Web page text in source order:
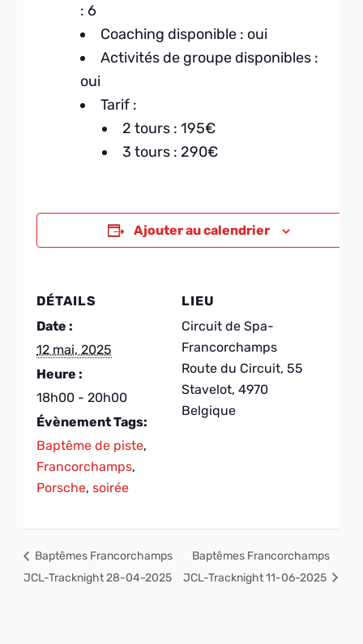
: 6
Coaching disponible : oui
Activités de groupe disponibles :
oui
Tarif :
2 tours : 195€
3 tours : 290€
Ajouter au calendrier
DÉTAILS
Date :
12 mai, 2025
Heure :
18h00 - 20h00
Évènement Tags:
Baptême de piste,
Francorchamps,
Porsche,soirée
LIEU
Circuit de Spa-
Francorchamps
Route du Circuit, 55
Stavelot, 4970
Belgique
Baptêmes Francorchamps
JCL-Tracknight 28-04-2025
Baptêmes Francorchamps
JCL-Tracknight 11-06-2025